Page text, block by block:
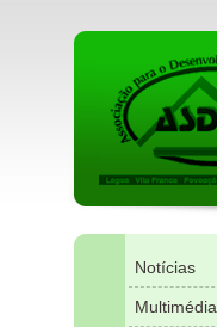
Notícias
Multimédia